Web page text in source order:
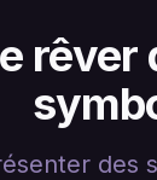
rêver
des